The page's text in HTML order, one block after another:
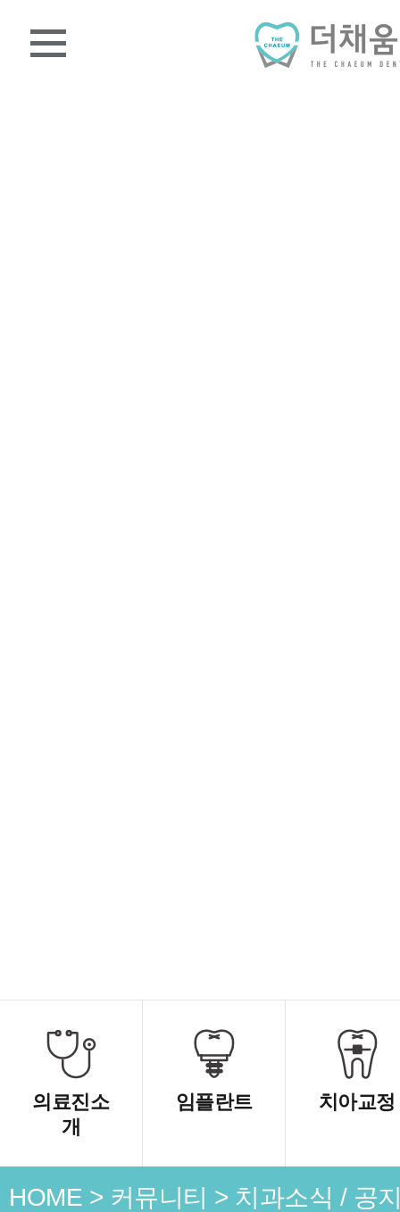
의료진소
개
임플란트 치아교정
HOME > 커뮤니티 > 치과소식 / 공